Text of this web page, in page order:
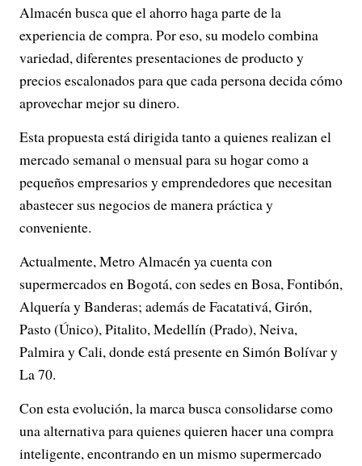
Almacén busca que el ahorro haga parte de la
experiencia de compra. Por eso, su modelo combina
variedad, diferentes presentaciones de producto y
precios escalonados para que cada persona decida cómo
aprovechar mejor su dinero.
Esta propuesta está dirigida tanto a quienes realizan el
mercado semanal o mensual para su hogar como a
pequeños empresarios y emprendedores que necesitan
abastecer sus negocios de manera práctica y
conveniente.
Actualmente, Metro Almacén ya cuenta con
supermercados en Bogotá, con sedes en Bosa, Fontibón,
Alquería y Banderas; además de Facatativá, Girón,
Pasto (Único), Pitalito, Medellín (Prado), Neiva,
Palmira y Cali, donde está presente en Simón Bolívar y
La 70.
Con esta evolución, la marca busca consolidarse como
una alternativa para quienes quieren hacer una compra
inteligente, encontrando en un mismo supermercado